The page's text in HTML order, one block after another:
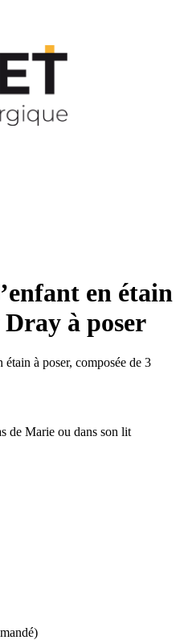
en étain
à poser
étain à poser, composée de 3
de Marie ou dans son lit